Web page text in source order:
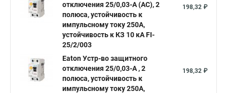
отключения 25/0,03-А (AC), 2
полюса, устойчивость к
импульсному току 250А,
устойчивость к КЗ 10 кА FI-
25/2/003
198,32 ₽
Eaton Устр-во защитного
отключения 25/0,03-А , 2
полюса, устойчивость к
импульсному току 250А,
198,32 ₽